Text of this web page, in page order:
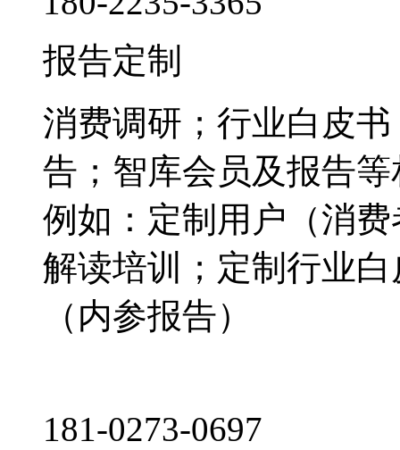
报告定制
消费调研；行业白皮
告；智库会员及报告
例如：定制用户（消
解读培训；定制行业
（内参报告）
181-0273-0697